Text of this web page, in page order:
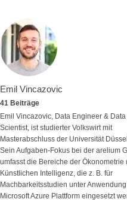
Emil Vincazovic
41 Beiträge
Emil Vincazovic, Data Engineer & Data
Scientist, ist studierter Volkswirt mit
Masterabschluss der Universität
Sein Aufgaben-Fokus bei der arelium
umfasst die Bereiche der Ökonometrie
Künstlichen Intelligenz, die z. B. für
Machbarkeitsstudien unter
Microsoft Azure Plattform eingesetzt